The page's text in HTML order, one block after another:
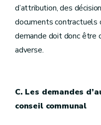
d’attribution, des
documents contractuels
demande doit donc être
adverse.
C. Les demandes
conseil communal